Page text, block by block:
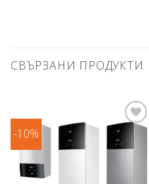
СВЪРЗАНИ ПРОДУКТИ
-10%
Добави